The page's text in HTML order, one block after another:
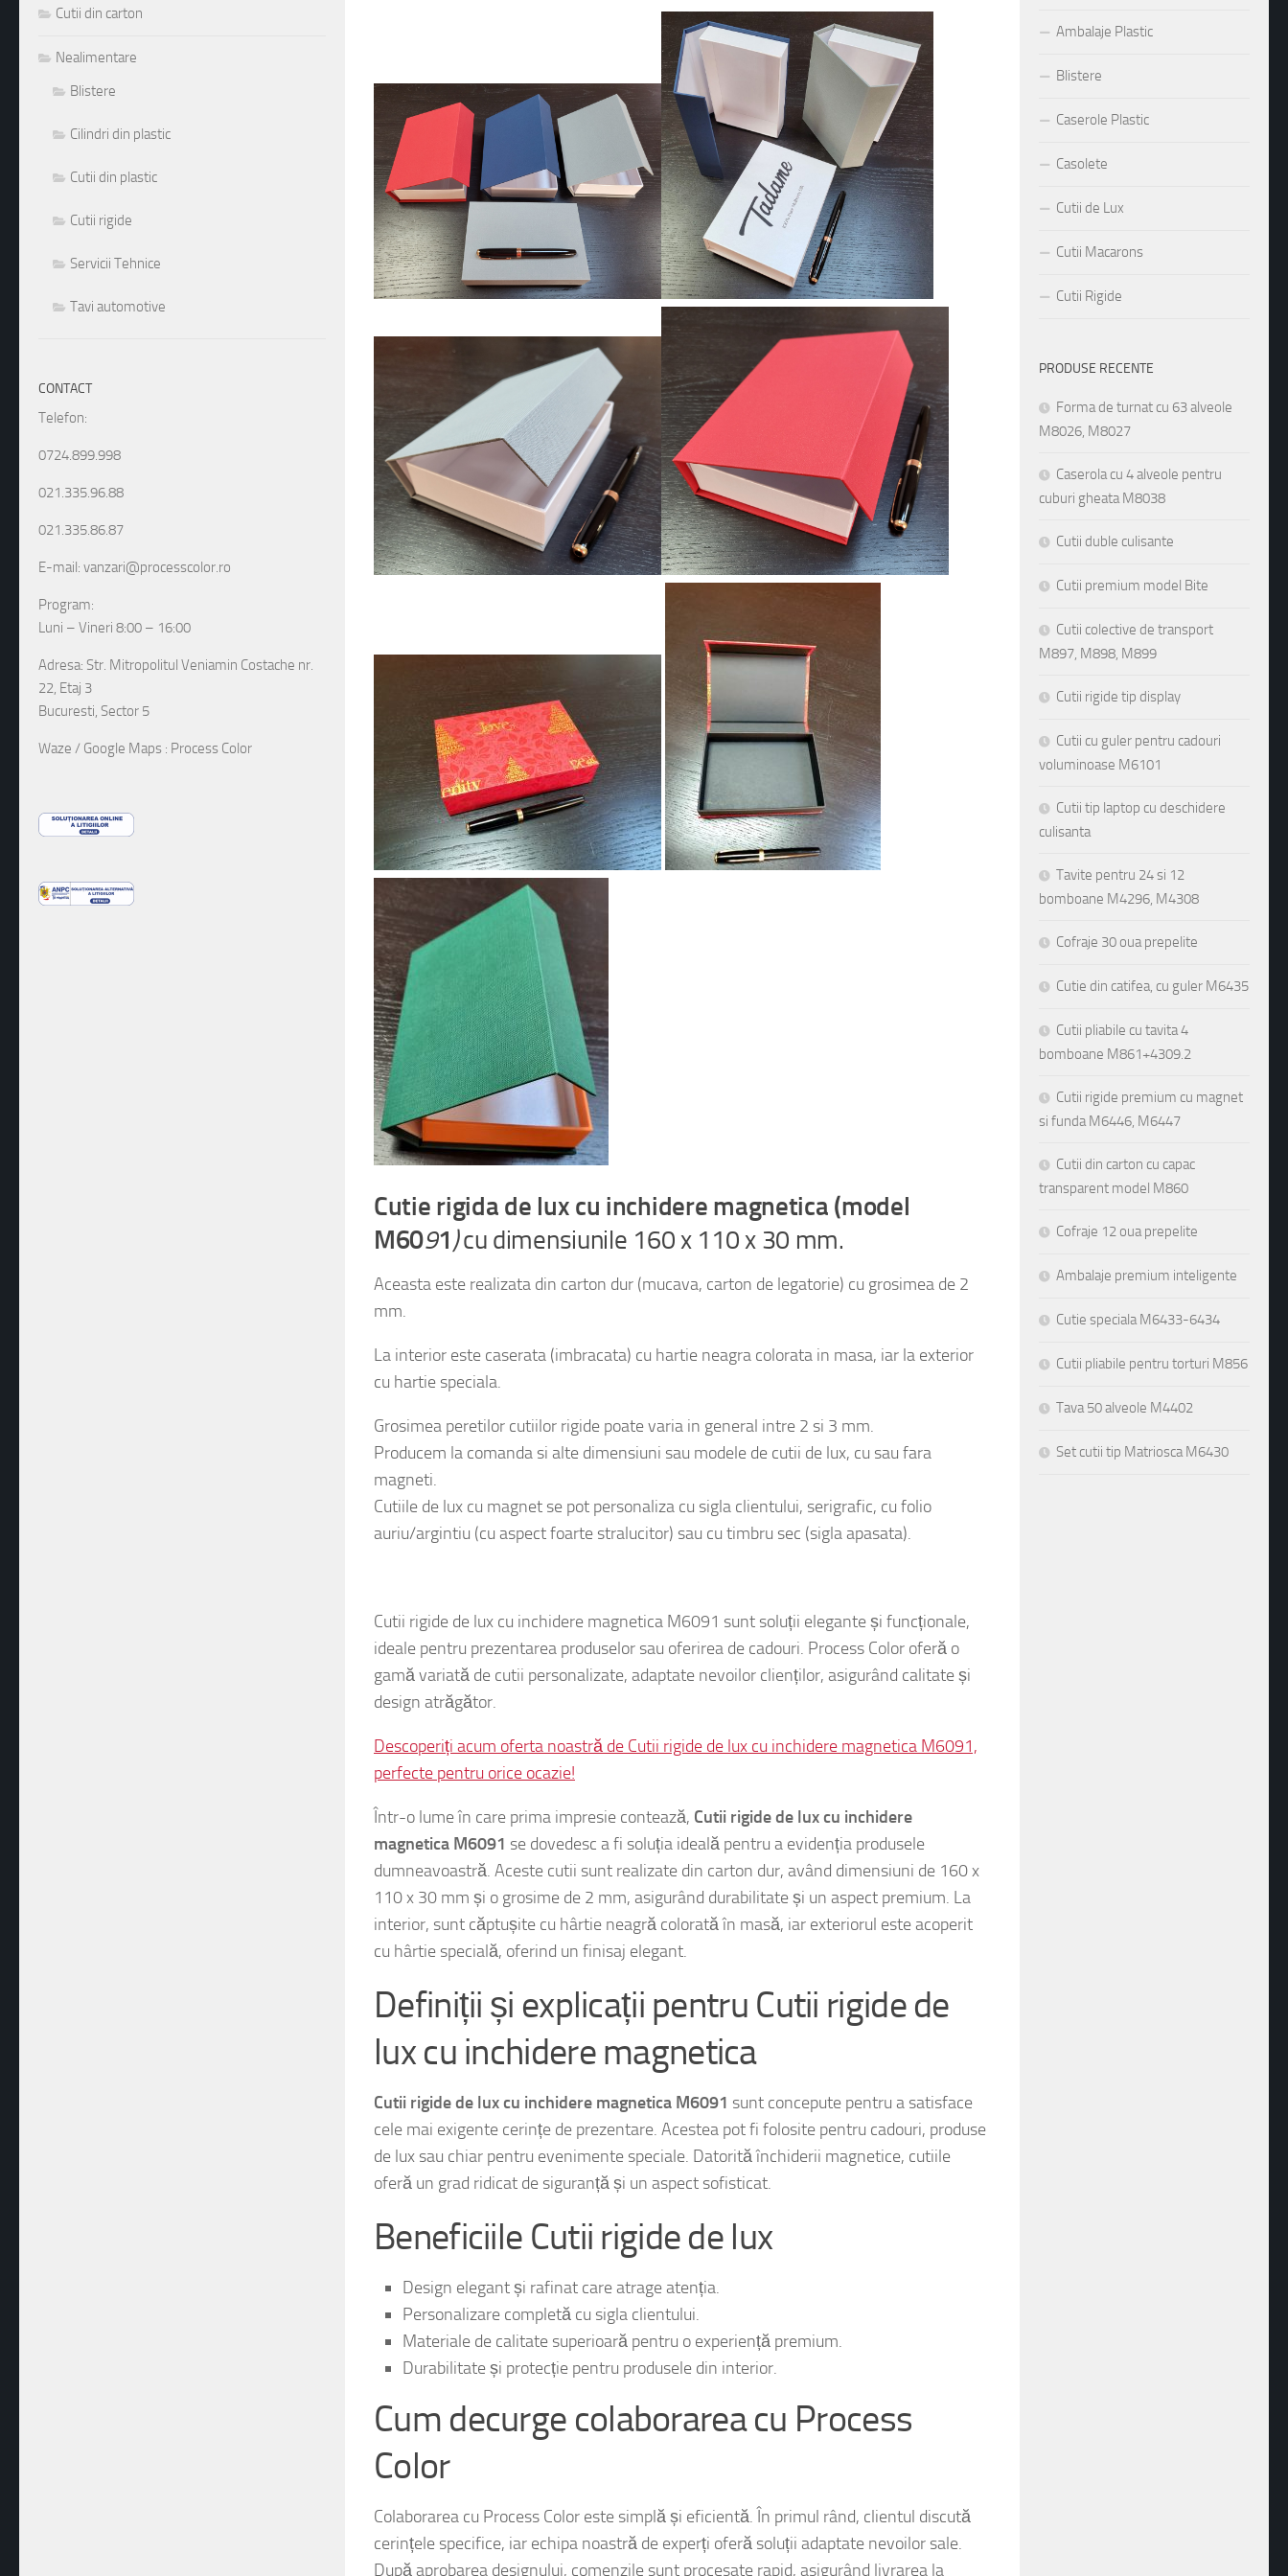
Cutie rigida de lux cu inchidere magnetica (model
M609 1) cu dimensiunile 160 x 110 x 30 mm.
Aceasta este realizata din carton dur (mucava, carton de legatorie) cu grosimea de 2
La interior este caserata (imbracata) cu hartie neagra colorata in masa, iar la exterior
Grosimea peretilor cutiilor rigide poate varia in general intre 2 si 3 mm.
Producem la comanda si alte dimensiuni sau modele de cutii de lux, cu sau fara
magneti.
Cutiile de lux cu magnet se pot personaliza cu sigla clientului, serigrafic, cu folio
Cutii rigide de lux cu inchidere magnetica M6091 sunt soluții elegante și funcționale,
ideale pentru prezentarea produselor sau oferirea de cadouri. Process Color oferă o
gamă variată de cutii personalizate, adaptate nevoilor clienților, asigurând calitate și
Descoperiți acum oferta noastră de Cutii rigide de lux cu inchidere magnetica M6091,
Într-o lume în care prima impresie contează,Cutii rigide de lux cu inchidere
magnetica M6091 se dovedesc a fi soluția ideală pentru a evidenția produsele
dumneavoastră. Aceste cutii sunt realizate din carton dur, având dimensiuni de 160 x
110 x 30 mm și o grosime de 2 mm, asigurând durabilitate și un aspect premium. La
interior, sunt căptușite cu hârtie neagră colorată în masă, iar exteriorul este acoperit
Definiții și explicații pentru Cutii rigide de
lux cu inchidere magnetica
Cutii rigide de lux cu inchidere magnetica M6091sunt concepute pentru a satisface
cele mai exigente cerințe de prezentare. Acestea pot fi folosite pentru cadouri, produse
de lux sau chiar pentru evenimente speciale. Datorită închiderii magnetice, cutiile
Beneficiile Cutii rigide de lux
Design elegant și rafinat care atrage atenția.
Personalizare completă cu sigla clientului.
Materiale de calitate superioară pentru o experiență premium.
Cum decurge colaborarea cu Process
Color
Colaborarea cu Process Color este simplă și eficientă. În primul rând, clientul discută
cerințele specifice, iar echipa noastră de experți oferă soluții adaptate nevoilor sale.
Cutii din carton
Nealimentare
Blistere
Cilindri din plastic
Cutii din plastic
Cutii rigide
Servicii Tehnice
Tavi automotive
CONTACT
Telefon:
0724.899.998
021.335.96.88
021.335.86.87
E-mail: vanzari@processcolor.ro
Program:
Luni – Vineri 8:00 – 16:00
Adresa: Str. Mitropolitul Veniamin Costache nr.
22, Etaj 3
Bucuresti, Sector 5
Waze / Google Maps : Process Color
Ambalaje Plastic
Blistere
Caserole Plastic
Casolete
Cutii de Lux
Cutii Macarons
Cutii Rigide
PRODUSE RECENTE
Forma de turnat cu 63 alveole
M8026, M8027
Caserola cu 4 alveole pentru
cuburi gheata M8038
Cutii duble culisante
Cutii premium model Bite
Cutii colective de transport
M897, M898, M899
Cutii rigide tip display
Cutii cu guler pentru cadouri
voluminoase M6101
Cutii tip laptop cu deschidere
culisanta
Tavite pentru 24 si 12
bomboane M4296, M4308
Cofraje 30 oua prepelite
Cutie din catifea, cu guler M6435
Cutii pliabile cu tavita 4
bomboane M861+4309.2
Cutii rigide premium cu magnet
si funda M6446, M6447
Cutii din carton cu capac
transparent model M860
Cofraje 12 oua prepelite
Ambalaje premium inteligente
Cutie speciala M6433-6434
Cutii pliabile pentru torturi M856
Tava 50 alveole M4402
Set cutii tip Matriosca M6430